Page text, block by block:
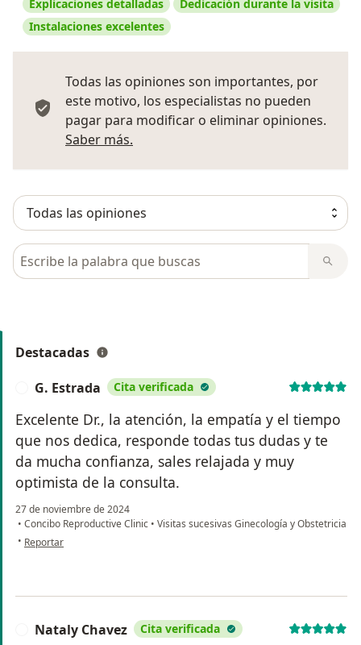
Explicaciones detalladas
Dedicación durante la visita
Instalaciones excelentes
Todas las opiniones son importantes, por
este motivo, los especialistas no pueden
pagar para modificar o eliminar opiniones.
Saber más.
Busca en opiniones
Destacadas
G. Estrada Cita verificada
Excelente Dr., la atención, la empatía y el tiempo
que nos dedica, responde todas tus dudas y te
da mucha confianza, sales relajada y muy
optimista de la consulta.
27 de noviembre de 2024
• Concibo Reproductive Clinic • Visitas sucesivas Ginecología y Obstetricia
• en opinión del usuario G. Estrada
Reportar
Nataly Chavez Cita verificada